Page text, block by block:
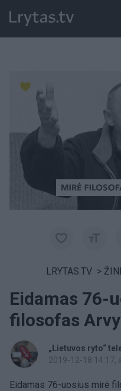
LRYTAS.TV >
Eidamas 76-
filosofas
„Lietuvos ryto“
2019-12-18 14:17,
Eidamas 76-uosius mirė